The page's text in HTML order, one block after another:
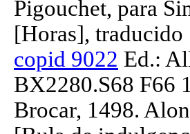
Pigouchet, para
[Horas], traducido
copid 9022 Ed.:
BX2280.S68 F66
Brocar, 1498.